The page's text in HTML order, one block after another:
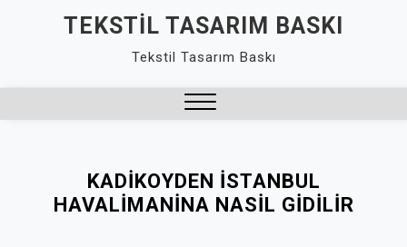
TEKSTIL TASARIM BASKI
Tekstil Tasarım Baskı
KADIKOYDEN İSTANBUL
HAVALIMANINA NASIL GIDILIR